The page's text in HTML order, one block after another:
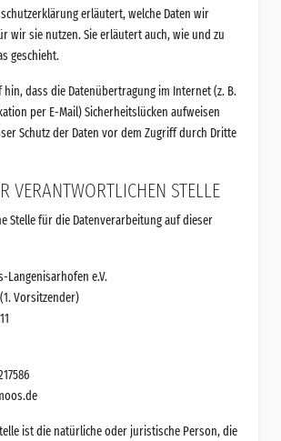
erläutert, welche Daten wir
wir sie nutzen. Sie erläutert auch, wie und zu
geschieht.
dass die Datenübertragung im Internet (z. B.
per E-Mail) Sicherheitslücken aufweisen
Schutz der Daten vor dem Zugriff durch Dritte
VERANTWORTLICHEN STELLE
Stelle für die Datenverarbeitung auf dieser
Langenisarhofen e.V.
Vorsitzender)
ist die natürliche oder juristische Person, die